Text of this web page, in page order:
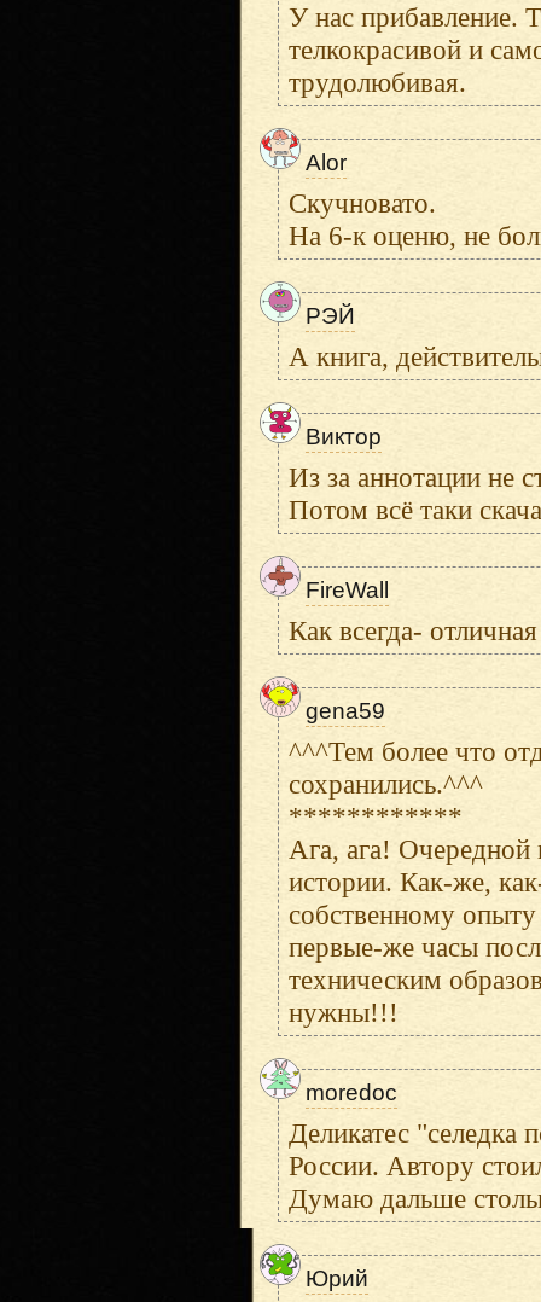
У нас прибавление.
телкокрасивой и
трудолюбивая.
Alor
Скучновато.
На 6-к оценю, не
РЭЙ
А книга,
Виктор
Из за аннотации не
Потом всё таки
FireWall
Как всегда-
gena59
^^^Тем более что
сохранились.^^^
************
Ага, ага! Очередной
истории. Как-же,
собственному
первые-же часы
техническим
нужны!!!
moredoc
Деликатес "селедка
России. Автору
Думаю дальше
Юрий